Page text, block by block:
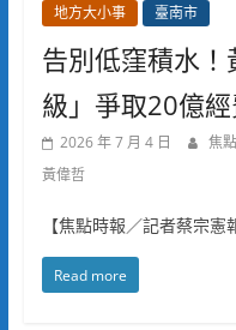
地方大小事 臺南市
告別低窪積水
級」爭取20億
2026 年 7 月 4 日 焦
黃偉哲
【焦點時報／記者蔡宗
Read more